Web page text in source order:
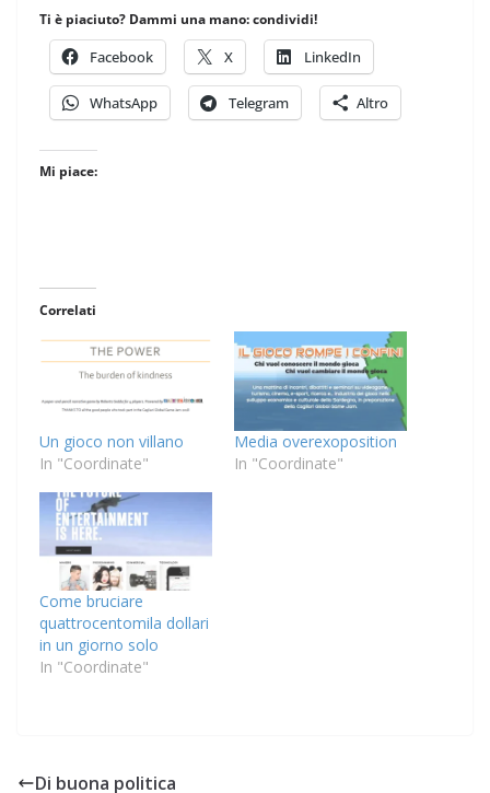
Ti è piaciuto? Dammi una mano: condividi!
Facebook X LinkedIn
WhatsApp Telegram Altro
Mi piace:
Correlati
Un gioco non villano
In "Coordinate"
Media overexoposition
In "Coordinate"
Come bruciare
quattrocentomila dollari
in un giorno solo
In "Coordinate"
Di buona politica